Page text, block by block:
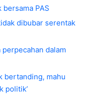
PAS
dibubar serentak
dalam
bertanding, mahu
politik’